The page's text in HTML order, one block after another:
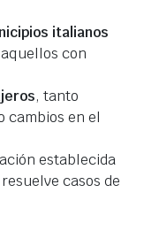
italianos
con
, tanto
cambios en el
establecida
casos de